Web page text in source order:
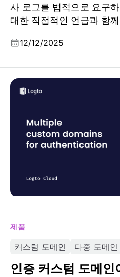
사 로그를 법적으로 요구
대한 직접적인 언급과 함
12/12/2025
제품
커스텀 도메인 다중 도메인
인증 커스텀 도메인
인증 커스텀 도메인이란 무
한가요?